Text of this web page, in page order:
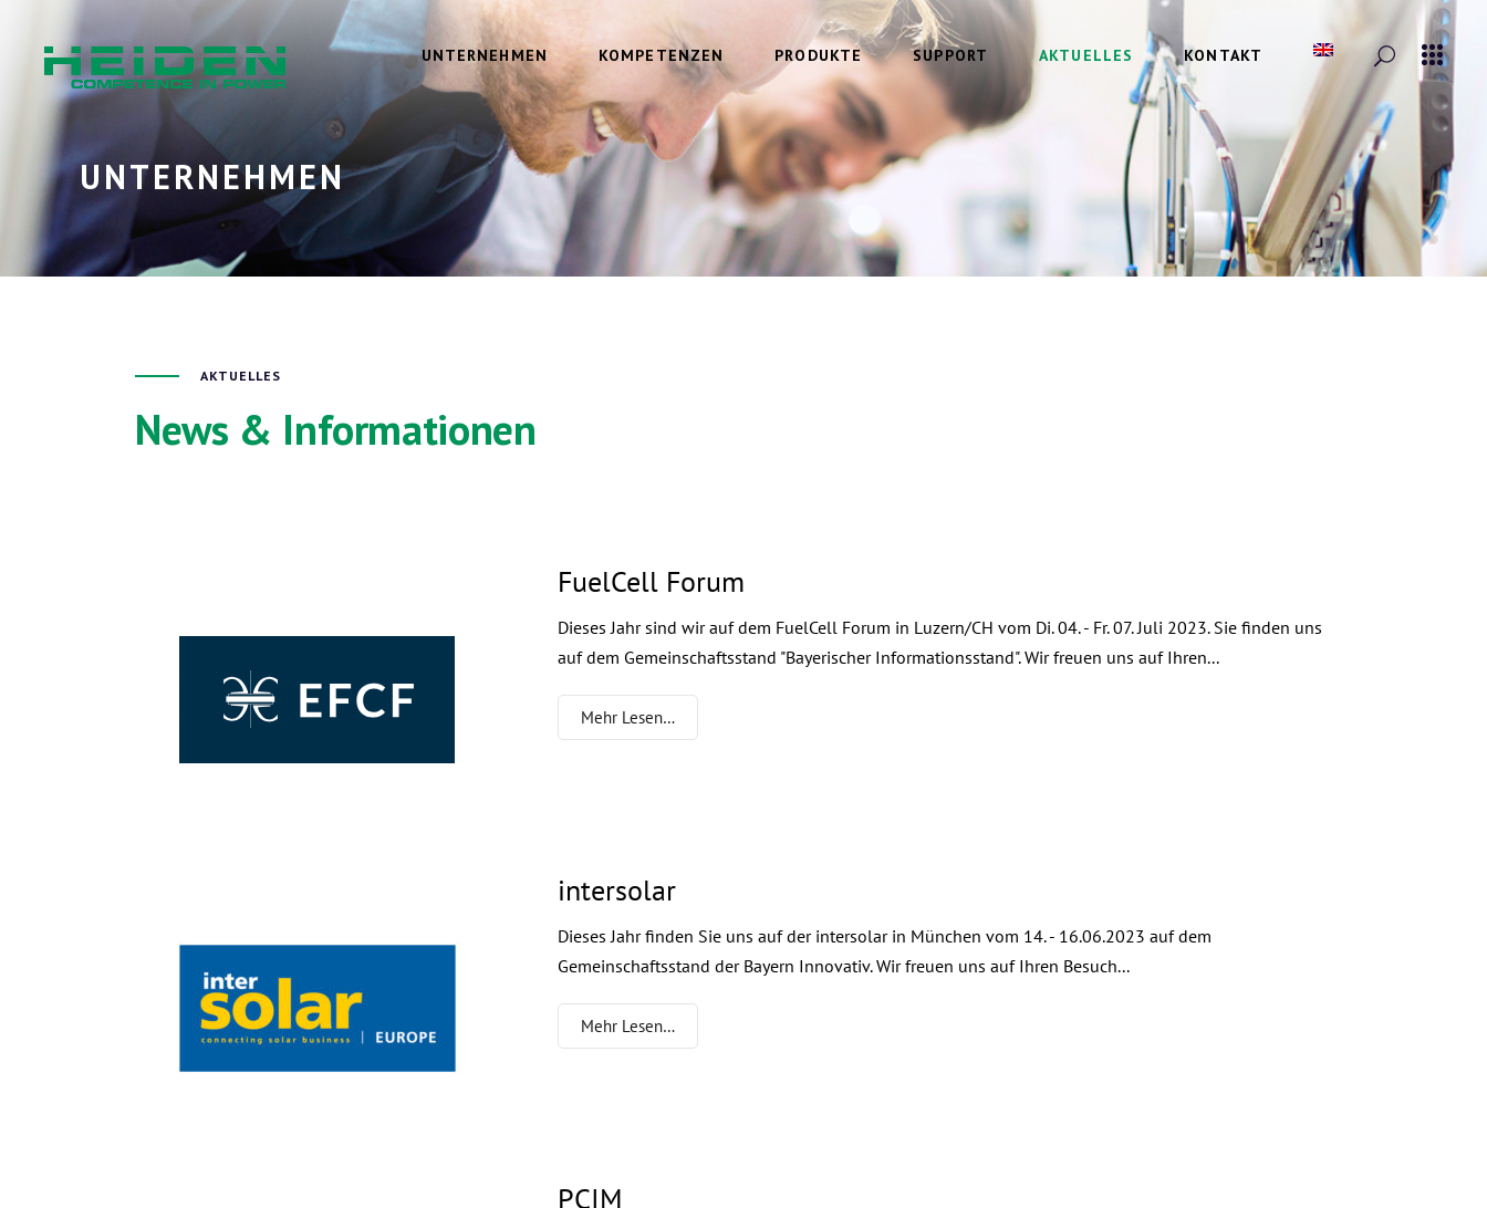
UNTERNEHMEN KOMPETENZEN PRODUKTE SUPPORT AKTUELLES KONTAKT
UNTERNEHMEN
AKTUELLES
News & Informationen
FuelCell Forum
Dieses Jahr sind wir auf dem FuelCell Forum in Luzern/CH vom Di. 04. - Fr. 07. Juli 2023. Sie finden uns
auf dem Gemeinschaftsstand "Bayerischer Informationsstand". Wir freuen uns auf Ihren...
Mehr Lesen…
intersolar
Dieses Jahr finden Sie uns auf der intersolar in München vom 14. - 16.06.2023 auf dem
Gemeinschaftsstand der Bayern Innovativ. Wir freuen uns auf Ihren Besuch...
Mehr Lesen…
PCIM